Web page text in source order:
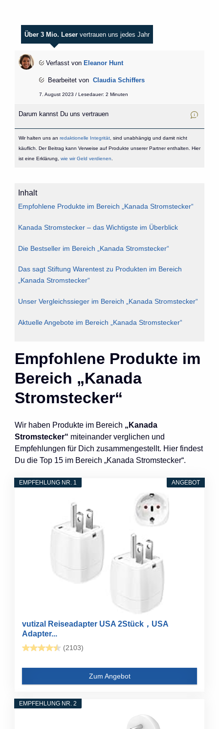
Über 3 Mio. Leser vertrauen uns jedes Jahr
Verfasst von Eleanor Hunt
Bearbeitet von Claudia Schiffers
7. August 2023 / Lesedauer: 2 Minuten
Darum kannst Du uns vertrauen
Wir halten uns an redaktionelle Integrität, sind unabhängig und damit nicht
käuflich. Der Beitrag kann Verweise auf Produkte unserer Partner enthalten. Hier
ist eine Erklärung, wie wir Geld verdienen
Inhalt
Empfohlene Produkte im Bereich „Kanada Stromstecker“
Kanada Stromstecker – das Wichtigste im Überblick
Die Bestseller im Bereich „Kanada Stromstecker“
Das sagt Stiftung Warentest zu Produkten im Bereich
„Kanada Stromstecker“
Unser Vergleichssieger im Bereich „Kanada Stromstecker“
Aktuelle Angebote im Bereich „Kanada Stromstecker“
Empfohlene Produkte im
Bereich „Kanada
Stromstecker“
Wir haben Produkte im Bereich „Kanada
Stromstecker“ miteinander verglichen und
Empfehlungen für Dich zusammengestellt. Hier findest
Du die Top 15 im Bereich „Kanada Stromstecker“.
ANGEBOT
EMPFEHLUNG NR. 1
vutizal Reiseadapter USA 2Stück，USA
Adapter...
(2103)
Zum Angebot
EMPFEHLUNG NR. 2